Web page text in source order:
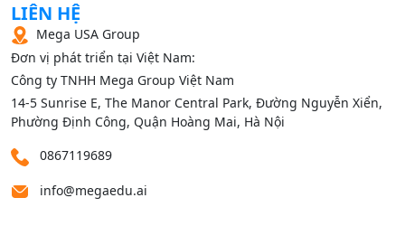
LIÊN HỆ
Mega USA Group
Đơn vị phát triển tại Việt Nam:
Công ty TNHH Mega Group Việt Nam
14‑5 Sunrise E, The Manor Central Park, Đường Nguyễn Xiển,
Phường Định Công, Quận Hoàng Mai, Hà Nội
0867119689
info@megaedu.ai